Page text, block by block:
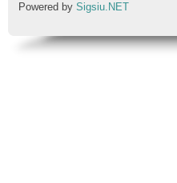
Powered by Sigsiu.NET